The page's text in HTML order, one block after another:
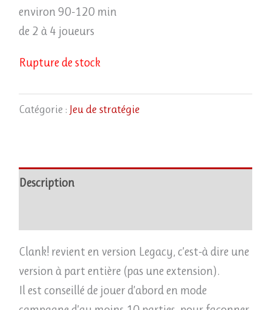
environ 90-120 min
de 2 à 4 joueurs
Rupture de stock
Catégorie : Jeu de stratégie
Description
Clank! revient en version Legacy, c’est-à dire une
version à part entière (pas une extension).
Il est conseillé de jouer d’abord en mode